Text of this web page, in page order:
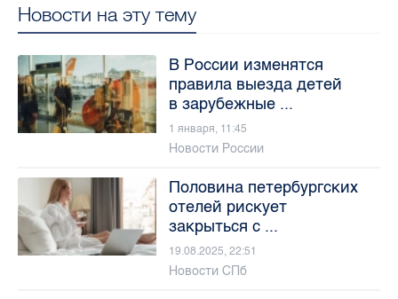
Новости на эту тему
В России изменятся
правила выезда детей
в зарубежные ...
1 января, 11:45
Новости России
Половина петербургских
отелей рискует
закрыться с ...
19.08.2025, 22:51
Новости СПб